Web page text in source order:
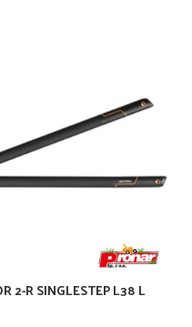
2-R SINGLESTEP L38 L